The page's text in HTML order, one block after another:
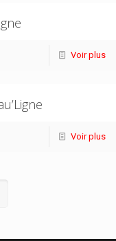
Voir plus
Voir plus